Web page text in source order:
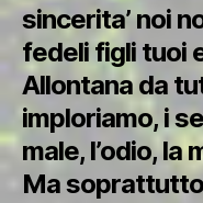
sincerita’ noi
fedeli figli tuoi
Allontana da
imploriamo, i
male, l’odio, la
Ma